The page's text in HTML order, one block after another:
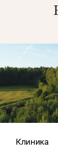
Клиника